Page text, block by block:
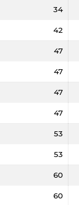
34
42
47
47
47
47
53
53
60
60